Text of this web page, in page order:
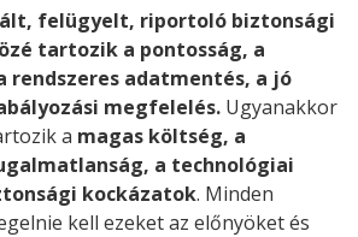
felügyelt, riportoló biztonsági
tartozik a pontosság, a
rendszeres adatmentés, a jó
megfelelés. Ugyanakkor
a magas költség, a
a technológiai
kockázatok. Minden
kell ezeket az előnyöket és